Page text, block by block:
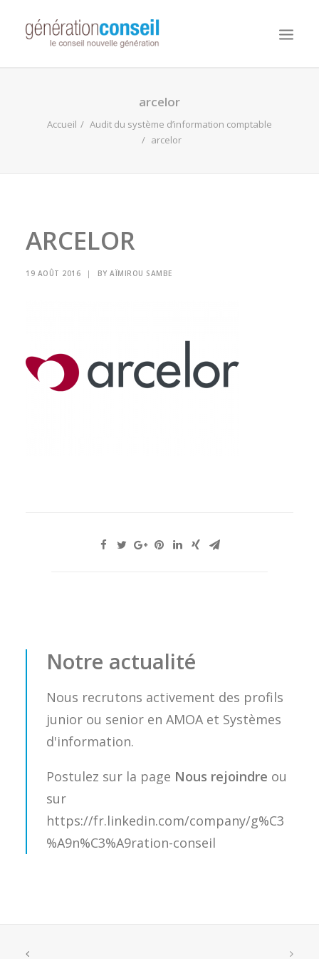
NOS MISSIONS
arcelor
Accueil
Audit du système d’information comptable
arcelor
ARCELOR
19 AOÛT 2016 | BY AÏMIROU SAMBE
Notre actualité
Nous recrutons activement des profils
junior ou senior en AMOA et Systèmes
d'information.
Postulez sur la page Nous rejoindre ou
sur
https://fr.linkedin.com/company/g%C3
%A9n%C3%A9ration-conseil